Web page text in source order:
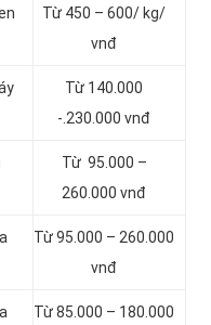
Từ 450 – 600/ kg/
vnđ
Từ 140.000
-.230.000 vnđ
Từ 95.000 –
260.000 vnđ
Từ 95.000 – 260.000
vnđ
Từ 85.000 – 180.000